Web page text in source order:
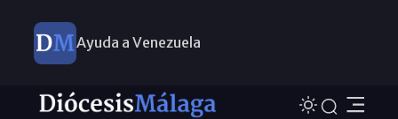
Ayuda a Venezuela